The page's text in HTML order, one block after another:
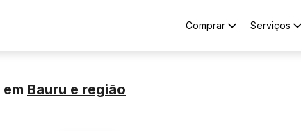
Comprar Serviços
em Bauru e região